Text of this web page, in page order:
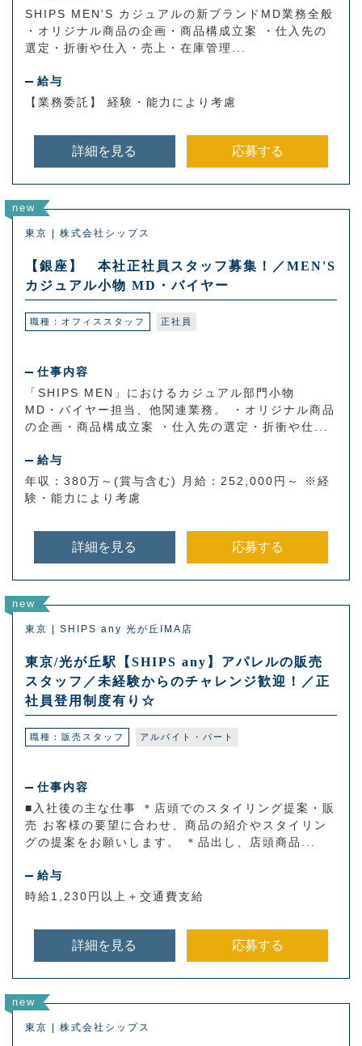
SHIPS MEN'S カジュアルの新ブランドMD業務全般
・オリジナル商品の企画・商品構成立案 ・仕入先の
選定・折衝や仕入・売上・在庫管理...
給与
【業務委託】 経験・能力により考慮
詳細を見る 応募する
東京 | 株式会社シップス
【銀座】 本社正社員スタッフ募集！／MEN'S
カジュアル小物 MD・バイヤー
new
職種：オフィススタッフ 正社員
仕事内容
「SHIPS MEN」におけるカジュアル部門小物
MD・バイヤー担当、他関連業務。 ・オリジナル商品
の企画・商品構成立案 ・仕入先の選定・折衝や仕...
給与
年収：380万～(賞与含む) 月給：252,000円～ ※経
験・能力により考慮
詳細を見る 応募する
東京 | SHIPS any 光が丘IMA店
東京/光が丘駅【SHIPS any】アパレルの販売
スタッフ／未経験からのチャレンジ歓迎！／正
社員登用制度有り☆
new
職種：販売スタッフ アルバイト・パート
仕事内容
■入社後の主な仕事 ＊店頭でのスタイリング提案・販
売 お客様の要望に合わせ、商品の紹介やスタイリン
グの提案をお願いします。 ＊品出し、店頭商品...
給与
時給1,230円以上＋交通費支給
詳細を見る 応募する
東京 | 株式会社シップス
new